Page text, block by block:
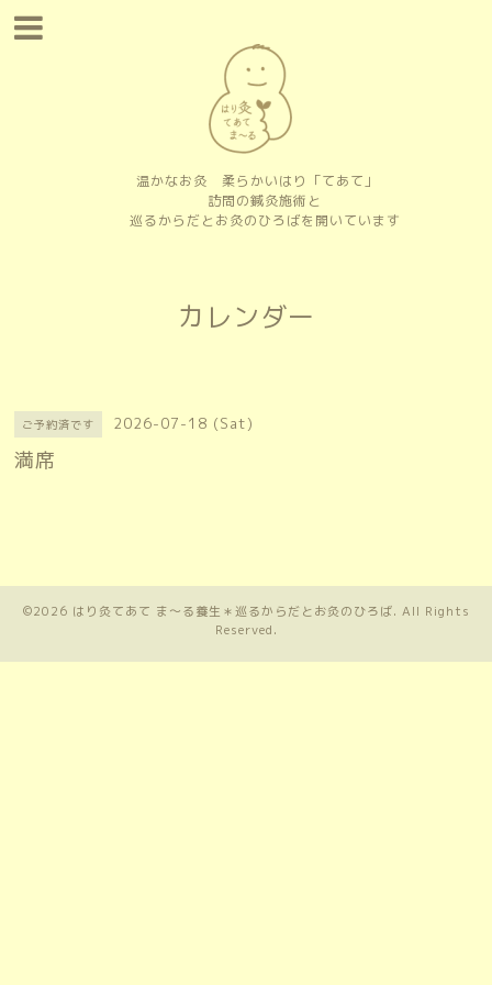
温かなお灸 柔らかいはり「てあて」
訪問の鍼灸施術と
巡るからだとお灸のひろばを開いています
カレンダー
ご予約済です 2026-07-18 (Sat)
満席
©2026 はり灸てあて ま〜る養生＊巡るからだとお灸のひろば. All Rights
Reserved.